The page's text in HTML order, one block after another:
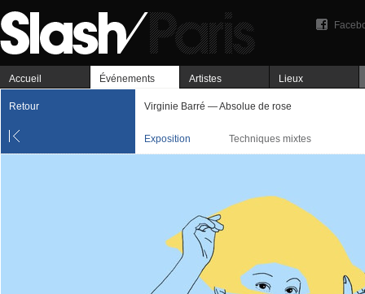
Accueil Événements Artistes Lieux
Retour Virginie Barré — Absolue de rose
Exposition Techniques mixtes